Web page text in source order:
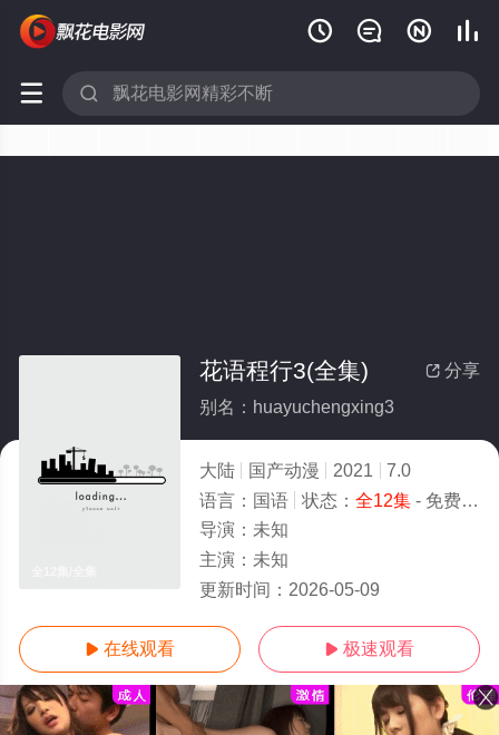
   
 
 分享
花语程行3(全集)
别名：huayuchengxing3
大陆 国产动漫 2021
7.0
语言： 国语 状态： 全12集- 免费在线观看
导演： 未知
主演： 未知
更新时间： 2026-05-09
 在线观看  极速观看